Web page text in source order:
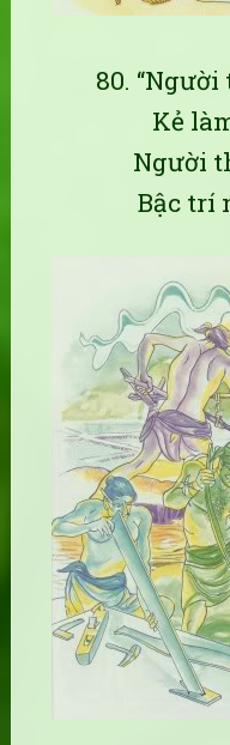
80.
Kẻ
Người
Bậc trí